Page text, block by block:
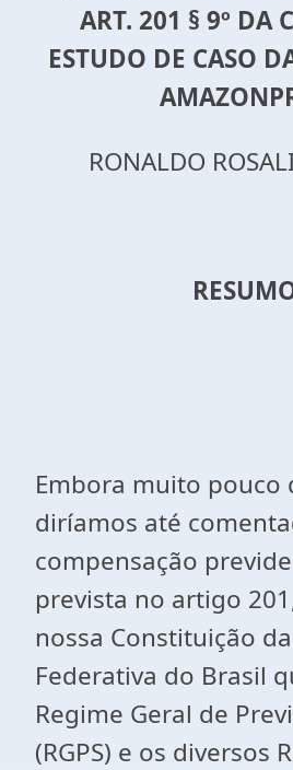
ART. 201 § 9º DA
ESTUDO DE CASO
RONALDO
Embora muito pouco
diríamos até
compensação
prevista no artigo
nossa Constituição
Federativa do Brasil
Regime Geral de
(RGPS) e os diversos